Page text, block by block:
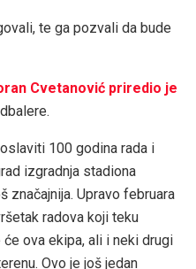
te ga pozvali da bude
Cvetanović priredio je
100 godina rada i
izgradnja stadiona
značajnija. Upravo februara
radova koji teku
ova ekipa, ali i neki drugi
Ovo je još jedan